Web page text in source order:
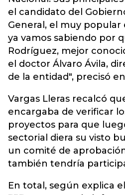
el candidato del
General, el muy popular
ya vamos sabiendo por
Rodríguez, mejor
el doctor Álvaro Ávila,
de la entidad", precisó
Vargas Lleras recalcó
encargaba de verificar
proyectos para que
sectorial diera su visto
un comité de
también tendría
En total, según explica